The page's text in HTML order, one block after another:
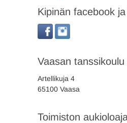
Kipinän facebook
Vaasan
Artellikuja 4
65100 Vaasa
Toimiston